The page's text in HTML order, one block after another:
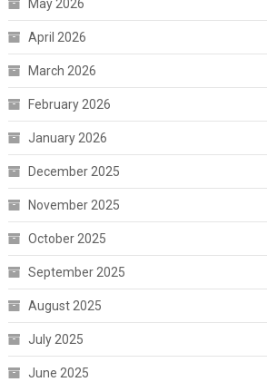
May 2026
April 2026
March 2026
February 2026
January 2026
December 2025
November 2025
October 2025
September 2025
August 2025
July 2025
June 2025